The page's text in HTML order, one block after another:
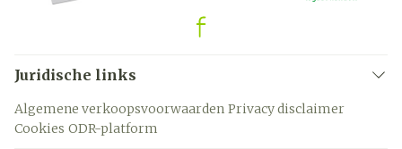
Juridische links
Algemene verkoopsvoorwaarden Privacy disclaimer
Cookies ODR-platform